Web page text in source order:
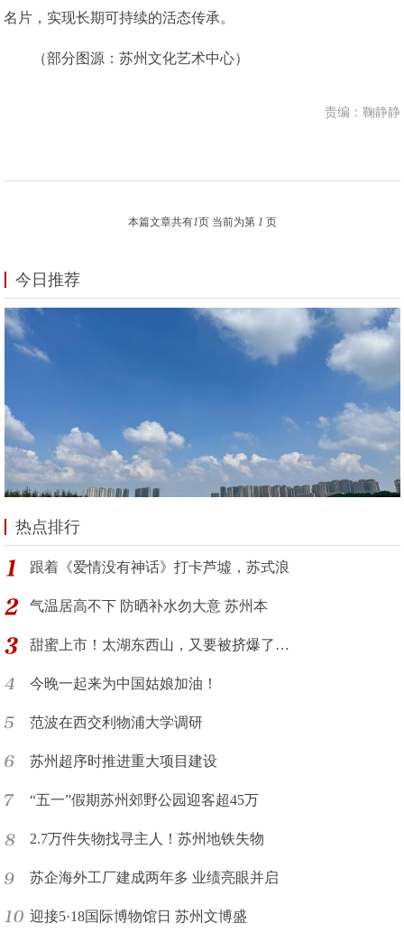
名片，实现长期可持续的活态传承。
（部分图源：苏州文化艺术中心）
责编：鞠静静
本篇文章共有1页 当前为第 1 页
今日推荐
热点排行
跟着《爱情没有神话》打卡芦墟，苏式浪
气温居高不下 防晒补水勿大意 苏州本
甜蜜上市！太湖东西山，又要被挤爆了…
今晚一起来为中国姑娘加油！
范波在西交利物浦大学调研
苏州超序时推进重大项目建设
“五一”假期苏州郊野公园迎客超45万
2.7万件失物找寻主人！苏州地铁失物
苏企海外工厂建成两年多 业绩亮眼并启
迎接5·18国际博物馆日 苏州文博盛